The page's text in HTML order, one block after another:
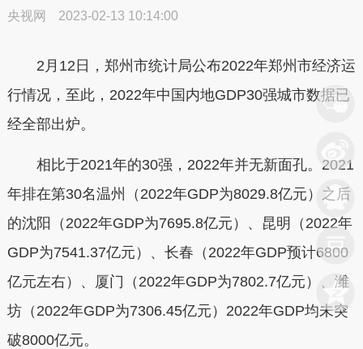
央视网 2023-02-13 10:14:00
2月12日，郑州市统计局公布2022年郑州市经济运
行情况，至此，2022年中国内地GDP30强城市数据已
经全部出炉。
相比于2021年的30强，2022年并无新面孔。2021
年排在第30名温州（2022年GDP为8029.8亿元）之后
的沈阳（2022年GDP为7695.8亿元）、昆明（2022年
GDP为7541.37亿元）、长春（2022年GDP预计6800
亿元左右）、厦门（2022年GDP为7802.7亿元）、潍
坊（2022年GDP为7306.45亿元）2022年GDP均未突
破8000亿元。